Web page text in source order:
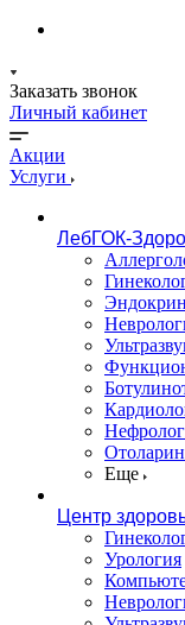
Заказать звонок
Личный кабинет
Акции
Услуги
ЛебГОК-
Еще
Центр
Урология